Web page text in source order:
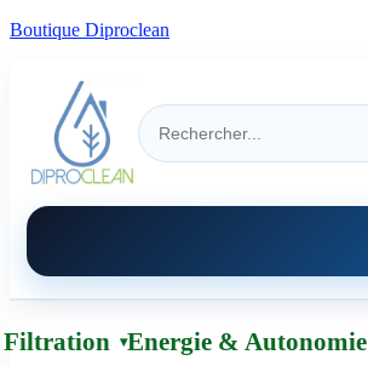
Boutique Diproclean
Energie & Autonomie